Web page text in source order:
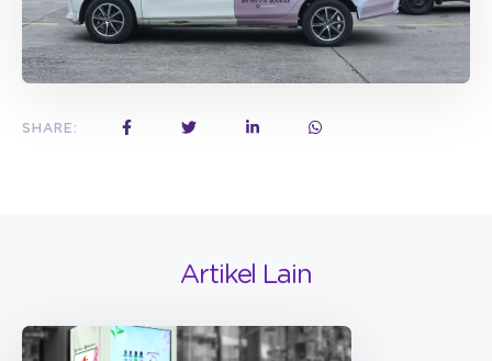
SHARE:
Artikel Lain